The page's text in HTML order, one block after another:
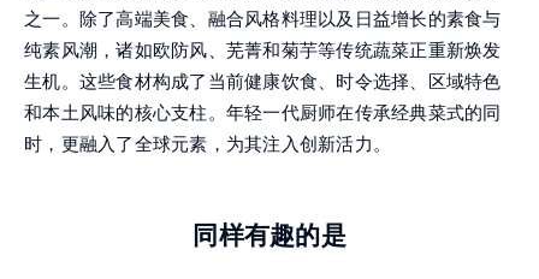
之一。除了高端美食、融合风格料理以及日益增长的素食与
纯素风潮，诸如欧防风、芜菁和菊芋等传统蔬菜正重新焕发
生机。这些食材构成了当前健康饮食、时令选择、区域特色
和本土风味的核心支柱。年轻一代厨师在传承经典菜式的同
时，更融入了全球元素，为其注入创新活力。
同样有趣的是